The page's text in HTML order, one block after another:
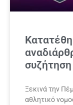
Ξεκινά την
αθλητικό